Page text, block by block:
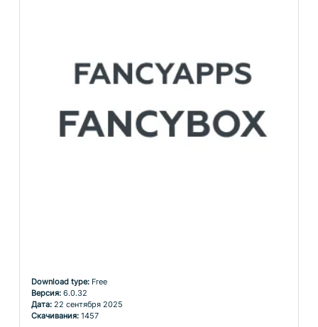
Download type: Free
Версия: 6.0.32
Дата: 22 сентября 2025
Скачивания: 1457